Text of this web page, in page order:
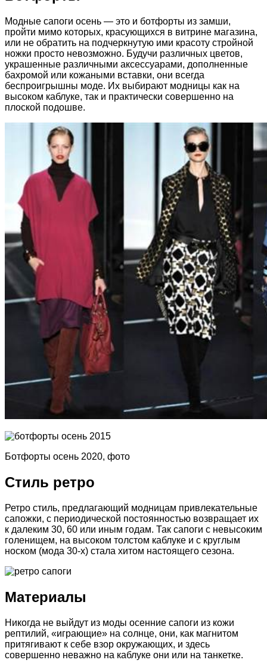
Модные сапоги осень — это и ботфорты из замши,
пройти мимо которых, красующихся в витрине магазина,
или не обратить на подчеркнутую ими красоту стройной
ножки просто невозможно. Будучи различных цветов,
украшенные различными аксессуарами, дополненные
бахромой или кожаными вставки, они всегда
беспроигрышны моде. Их выбирают модницы как на
высоком каблуке, так и практически совершенно на
плоской подошве.
Ботфорты осень 2020, фото
Стиль ретро
Ретро стиль, предлагающий модницам привлекательные
сапожки, с периодической постоянностью возвращает их
к далеким 30, 60 или иным годам. Так сапоги с невысоким
голенищем, на высоком толстом каблуке и с круглым
носком (мода 30-х) стала хитом настоящего сезона.
Материалы
Никогда не выйдут из моды осенние сапоги из кожи
рептилий, «играющие» на солнце, они, как магнитом
притягивают к себе взор окружающих, и здесь
совершенно неважно на каблуке они или на танкетке.